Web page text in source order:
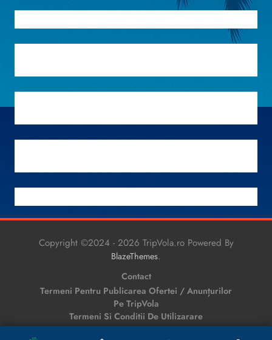
Copyright ©2024 - 2026 TripVola.ro Powered By
BlazeThemes.
Contact
Termeni Pentru Publicarea Ofertei / Anunțurilor
Pe TripVola
Termeni Si Conditii De Utilizarare